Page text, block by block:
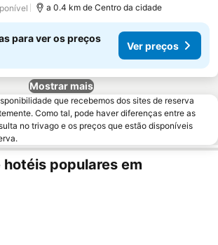
a 0.4 km de Centro da cidade
para ver os preços
Ver preços
Mostrar mais
que recebemos dos sites de reserva
Como tal, pode haver diferenças entre as
no trivago e os preços que estão disponíveis
populares em